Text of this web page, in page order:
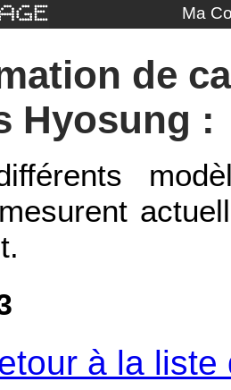
Ma
de
Hyosung :
à la liste